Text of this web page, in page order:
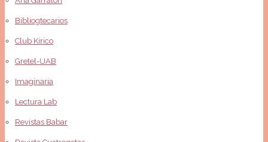
Bibliogtecarios
Club Kirico
Gretel-UAB
Imaginaria
Lectura Lab
Revistas Babar